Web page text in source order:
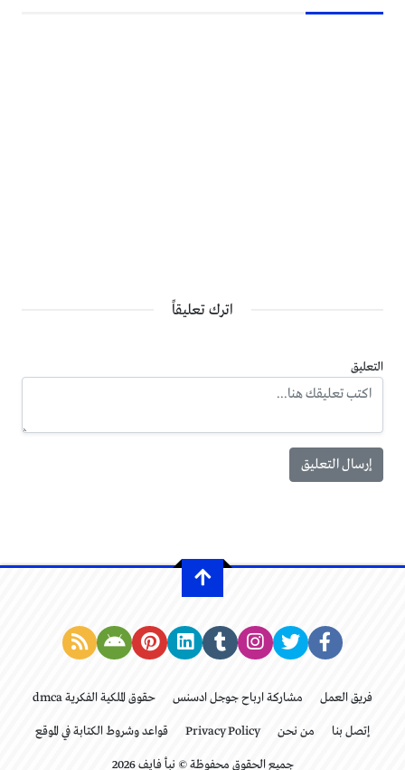
اترك تعليقاً
التعليق
فريق العمل مشاركة ارباح جوجل ادسنس حقوق الملكية الفكرية dmca
إتصل بنا من نحن Privacy Policy قواعد وشروط الكتابة في الموقع
جميع الحقوق محفوظة © نبأ فايف 2026